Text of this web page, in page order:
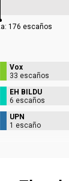
176 escaños
Vox
33 escaños
EH BILDU
6 escaños
UPN
1 escaño